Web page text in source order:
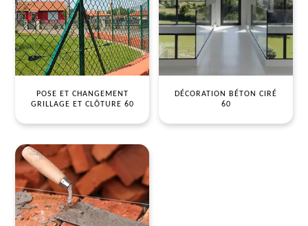
POSE ET CHANGEMENT
GRILLAGE ET CLÔTURE 60
DÉCORATION BÉTON CIRÉ
60